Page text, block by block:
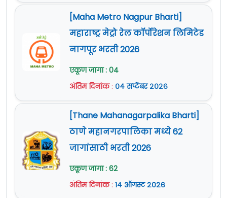
[Maha Metro Nagpur Bharti]
महाराष्ट्र मेट्रो रेल कॉर्पोरेशन लिमिटेड
नागपूर भरती 2026
एकूण जागा : 04
अंतिम दिनांक: ०४ सप्टेंबर २०२६
[Thane Mahanagarpalika Bharti]
ठाणे महानगरपालिका मध्ये 62
जागांसाठी भरती 2026
एकूण जागा : 62
अंतिम दिनांक: १४ ऑगस्ट २०२६